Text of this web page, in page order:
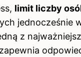
limit liczby
jednocześnie
z